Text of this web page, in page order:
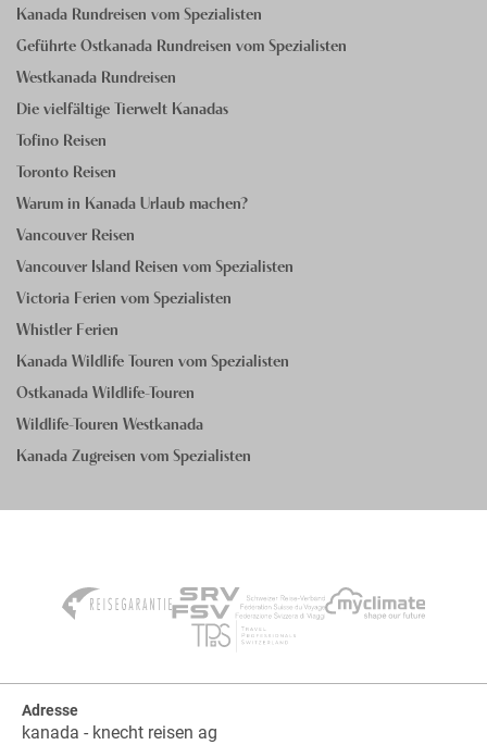
Kanada Rundreisen vom Spezialisten
Geführte Ostkanada Rundreisen vom Spezialisten
Westkanada Rundreisen
Die vielfältige Tierwelt Kanadas
Tofino Reisen
Toronto Reisen
Warum in Kanada Urlaub machen?
Vancouver Reisen
Vancouver Island Reisen vom Spezialisten
Victoria Ferien vom Spezialisten
Whistler Ferien
Kanada Wildlife Touren vom Spezialisten
Ostkanada Wildlife-Touren
Wildlife-Touren Westkanada
Kanada Zugreisen vom Spezialisten
Adresse
kanada - knecht reisen ag